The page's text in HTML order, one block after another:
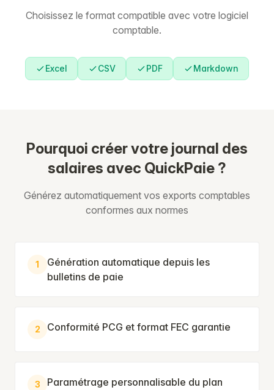
Choisissez le format compatible avec votre logiciel
comptable.
Excel CSV PDF Markdown
Pourquoi créer votre journal des
salaires avec QuickPaie ?
Générez automatiquement vos exports comptables
conformes aux normes
1
Génération automatique depuis les
bulletins de paie
2 Conformité PCG et format FEC garantie
3
Paramétrage personnalisable du plan